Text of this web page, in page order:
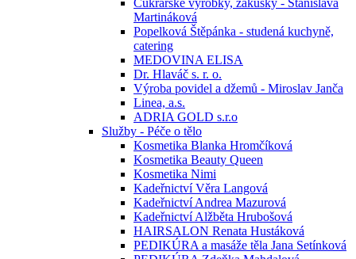
Cukrářské výrobky, zákusky - Stanislava
Martináková
Popelková Štěpánka - studená kuchyně,
catering
MEDOVINA ELISA
Dr. Hlaváč s. r. o.
Výroba povidel a džemů - Miroslav Janča
Linea, a.s.
ADRIA GOLD s.r.o
Služby - Péče o tělo
Kosmetika Blanka Hromčíková
Kosmetika Beauty Queen
Kosmetika Nimi
Kadeřnictví Věra Langová
Kadeřnictví Andrea Mazurová
Kadeřnictví Alžběta Hrubošová
HAIRSALON Renata Hustáková
PEDIKÚRA a masáže těla Jana Setínková